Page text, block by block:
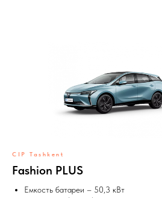
CIP Tashkent
Fashion PLUS
Емкость батареи – 50,3 кВт